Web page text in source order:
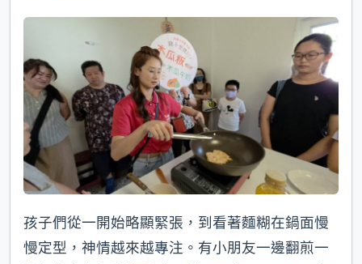
孩子們從一開始略顯緊張，到看著麵糊在鍋面慢
慢定型，神情越來越專注。有小朋友一邊翻煎一